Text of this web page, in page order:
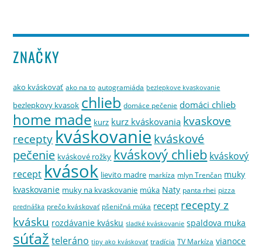
ZNAČKY
ako kváskovať ako na to autogramiáda bezlepkove kvaskovanie
bezlepkovy kvasok chlieb domáce pečenie domáci chlieb
home made kurz kurz kváskovania kvaskove
recepty kváskovanie kváskové
pečenie kváskové rožky kváskový chlieb kváskový
recept kvások lievito madre markíza mlyn Trenčan muky
kvaskovanie muky na kvaskovanie múka Naty panta rhei pizza
prednáška prečo kváskovať pšeničná múka recept recepty z
kvásku rozdávanie kvásku sladké kváskovanie spaldova muka
súťaž teleráno tipy ako kváskovať tradícia TV Markíza vianoce